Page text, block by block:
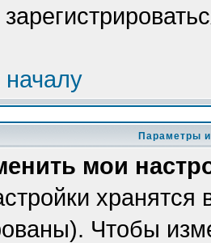
началу
Параметры
мои
Чтобы